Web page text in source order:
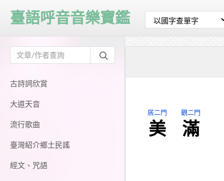
古詩詞欣賞
大道天音
流行歌曲
臺灣紹介鄉土民謠
經文、咒語
臺語呼音音樂寶鑑
居二門
美
觀二門
滿